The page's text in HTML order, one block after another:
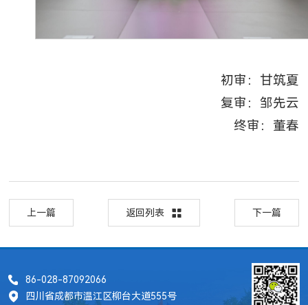
初审：甘筑夏
复审：邹先云
终审：董春
上一篇 返回列表 下一篇
86-028-87092066
四川省成都市温江区柳台大道555号